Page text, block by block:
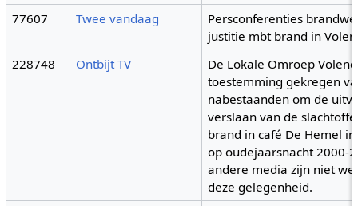
77607
Twee vandaag
Persconferenties
justitie mbt brand in
228748
Ontbijt TV
De Lokale Omroep
toestemming gekregen
nabestaanden om de
verslaan van de
brand in café De Hemel
op oudejaarsnacht 2000-
andere media zijn niet
deze gelegenheid.